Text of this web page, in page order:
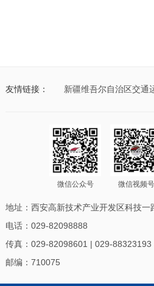
友情链接： 新疆维吾尔自治区交通
微信公众号 微信视频号
地址：西安高新技术产业开发区科技一
电话：029-82098888
传真：029-82098601 | 029-88323193
邮编：710075